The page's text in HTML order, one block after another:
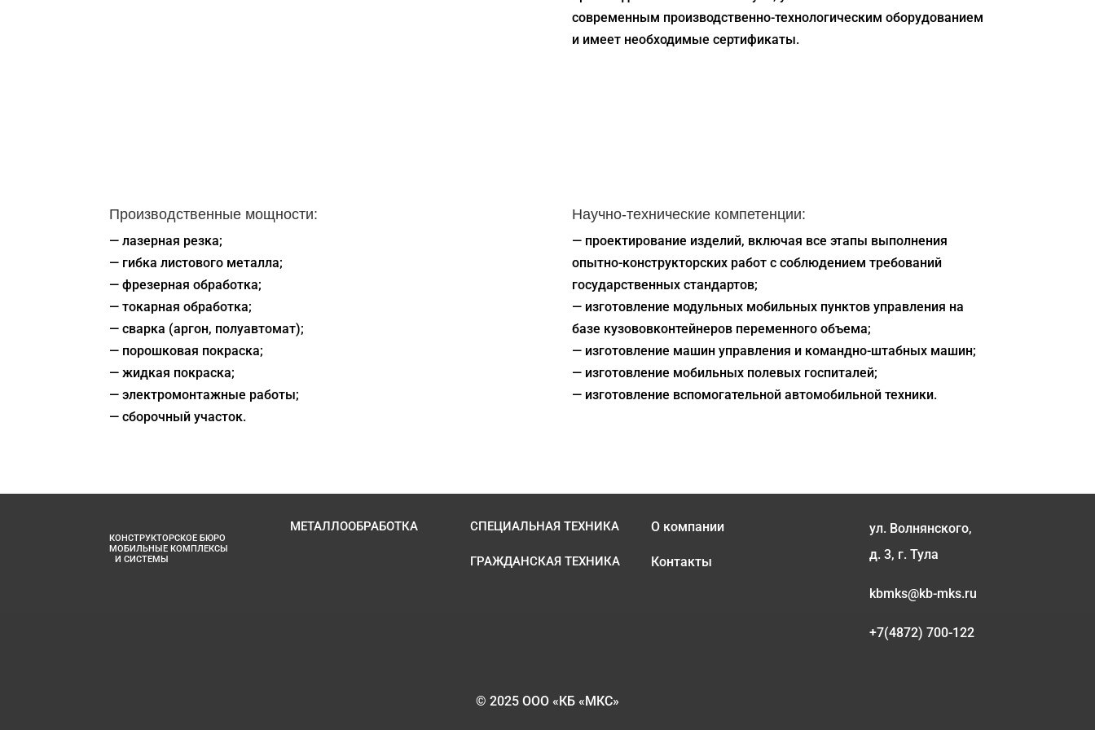
современным производственно-технологическим оборудованием
и имеет необходимые сертификаты.
Производственные мощности:
— лазерная резка;
— гибка листового металла;
— фрезерная обработка;
— токарная обработка;
— сварка (аргон, полуавтомат);
— порошковая покраска;
— жидкая покраска;
— электромонтажные работы;
— сборочный участок.
Научно-технические компетенции:
— проектирование изделий, включая все этапы выполнения
опытно-конструкторских работ с соблюдением требований
государственных стандартов;
— изготовление модульных мобильных пунктов управления на
базе кузововконтейнеров переменного объема;
— изготовление машин управления и командно-штабных машин;
— изготовление мобильных полевых госпиталей;
— изготовление вспомогательной автомобильной техники.
КОНСТРУКТОРСКОЕ БЮРО
МОБИЛЬНЫЕ КОМПЛЕКСЫ
И СИСТЕМЫ
МЕТАЛЛООБРАБОТКА СПЕЦИАЛЬНАЯ ТЕХНИКА
ГРАЖДАНСКАЯ ТЕХНИКА
О компании
Контакты
ул. Волнянского,
д. 3, г. Тула
kbmks@kb-mks.ru
+7(4872) 700-122
© 2025 ООО «КБ «МКС»